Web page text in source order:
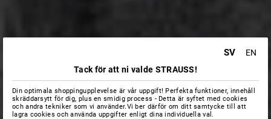
SV
EN
Tack för att ni valde STRAUSS!
Din optimala shoppingupplevelse är vår uppgift! Perfekta funktioner, innehåll
skräddarsytt för dig, plus en smidig process - Detta är syftet med cookies
och andra tekniker som vi använder.Vi ber därför om ditt samtycke till att
lagra cookies och använda uppgifter enligt dina individuella val.